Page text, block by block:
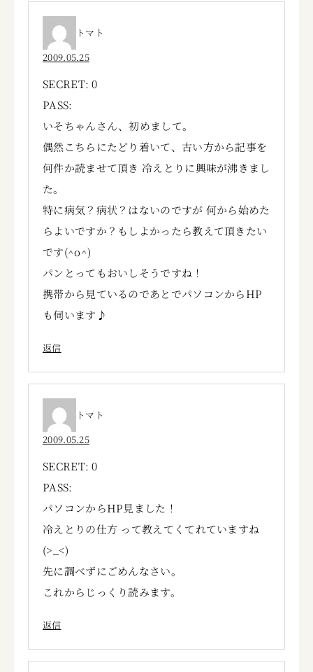
トマト
2009.05.25
SECRET: 0
PASS:
いそちゃんさん、初めまして。
偶然こちらにたどり着いて、古い方から記事を
何件か読ませて頂き 冷えとりに興味が沸きまし
た。
特に病気？病状？はないのですが 何から始めた
らよいですか？もしよかったら教えて頂きたい
です(^o^)
パンとってもおいしそうですね！
携帯から見ているのであとでパソコンからHP
も伺います♪
返信
トマト
2009.05.25
SECRET: 0
PASS:
パソコンからHP見ました！
冷えとりの仕方 って教えてくてれていますね
(>_<)
先に調べずにごめんなさい。
これからじっくり読みます。
返信